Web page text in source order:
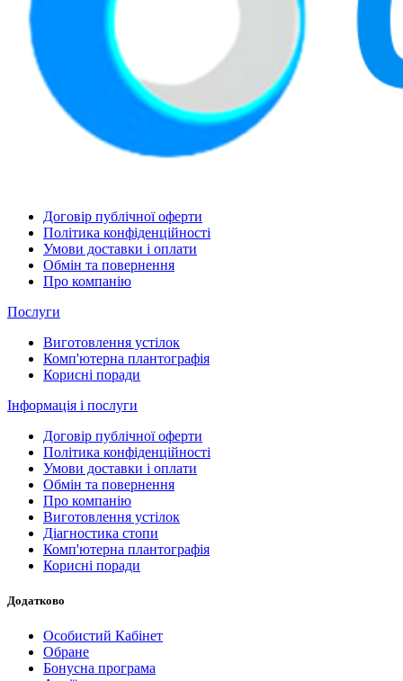
Договір публічної оферти
Політика конфіденційності
Умови доставки і оплати
Обмін та повернення
Про компанію
Послуги
Виготовлення устілок
Комп'ютерна плантографія
Корисні поради
Інформація і послуги
Договір публічної оферти
Політика конфіденційності
Умови доставки і оплати
Обмін та повернення
Про компанію
Виготовлення устілок
Діагностика стопи
Комп'ютерна плантографія
Корисні поради
Додатково
Особистий Кабінет
Обране
Бонусна програма